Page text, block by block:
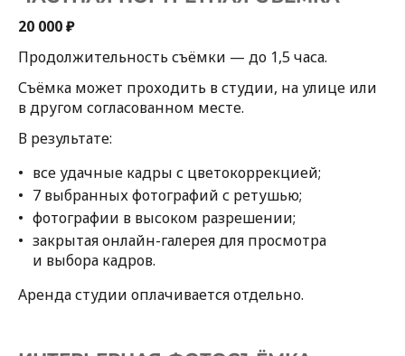
20 000 ₽
Продолжительность съёмки — до 1,5 часа.
Съёмка может проходить в студии, на улице или
в другом согласованном месте.
В результате:
все удачные кадры с цветокоррекцией;
7 выбранных фотографий с ретушью;
фотографии в высоком разрешении;
закрытая онлайн-галерея для просмотра
и выбора кадров.
Аренда студии оплачивается отдельно.